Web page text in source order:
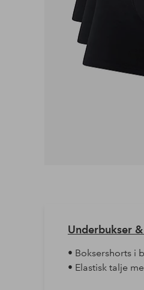
Underbukser
• Boksershorts i
• Elastisk talje